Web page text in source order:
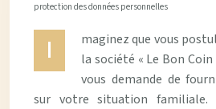
protection des données personnelles
I
maginez que vous
la société « Le Bon
vous demande de
sur votre situation familiale.